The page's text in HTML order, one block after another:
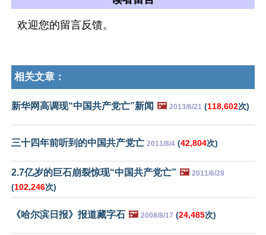
欢迎您的留言反馈。
相关文章：
新华网高调现“中国共产党亡”新闻 🖼️ 2013/6/21 (118,602次)
三十四年前听到的中国共产党亡 2011/8/4 (42,804次)
2.7亿岁的巨石崩裂惊现“中国共产党亡” 🖼️ 2011/6/28
(102,246次)
《哈尔滨日报》报道藏字石 🖼️ 2008/8/17 (24,485次)